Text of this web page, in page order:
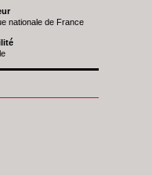
nationale de France